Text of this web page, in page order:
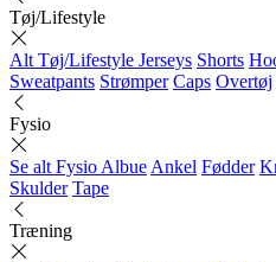
Tøj/Lifestyle
Alt Tøj/Lifestyle Jerseys Shorts
Sweatpants Strømper Caps Overtøj
Fysio
Se alt Fysio Albue Ankel Fødder
Skulder Tape
Træning